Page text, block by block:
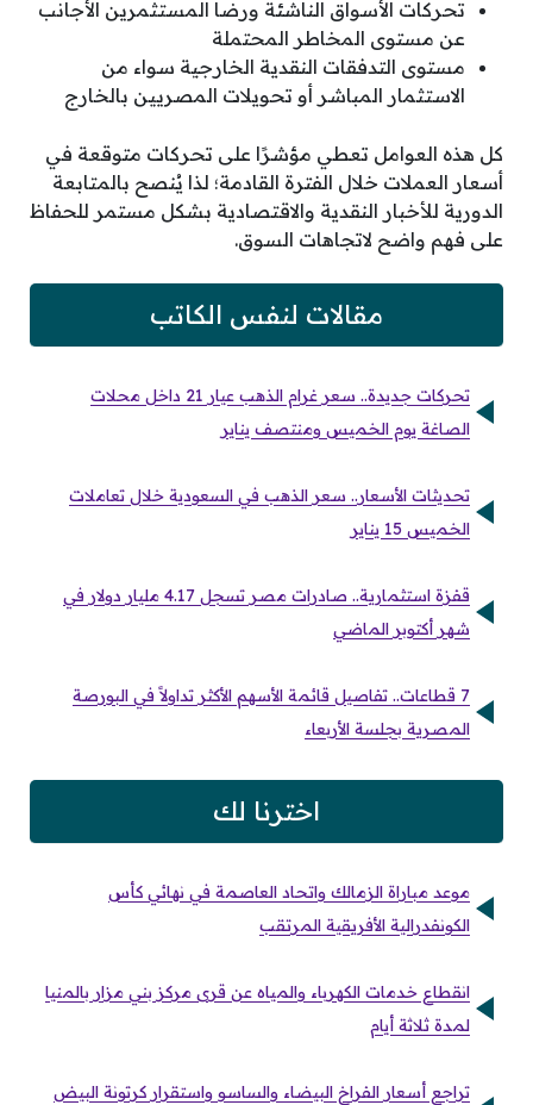
تحركات الأسواق الناشئة ورضا المستثمرين الأجانب
عن مستوى المخاطر المحتملة
مستوى التدفقات النقدية الخارجية سواء من
الاستثمار المباشر أو تحويلات المصريين بالخارج
كل هذه العوامل تعطي مؤشرًا على تحركات متوقعة في
أسعار العملات خلال الفترة القادمة؛ لذا يُنصح بالمتابعة
الدورية للأخبار النقدية والاقتصادية بشكل مستمر للحفاظ
على فهم واضح لاتجاهات السوق.
مقالات لنفس الكاتب
تحركات جديدة.. سعر غرام الذهب عيار 21 داخل محلات
الصاغة يوم الخميس ومنتصف يناير
تحديثات الأسعار.. سعر الذهب في السعودية خلال تعاملات
الخميس 15 يناير
قفزة استثمارية.. صادرات مصر تسجل 4.17 مليار دولار في
شهر أكتوبر الماضي
7 قطاعات.. تفاصيل قائمة الأسهم الأكثر تداولاً في البورصة
المصرية بجلسة الأربعاء
اخترنا لك
موعد مباراة الزمالك واتحاد العاصمة في نهائي كأس
الكونفدرالية الأفريقية المرتقب
انقطاع خدمات الكهرباء والمياه عن قرى مركز بني مزار بالمنيا
لمدة ثلاثة أيام
تراجع أسعار الفراخ البيضاء والساسو واستقرار كرتونة البيض